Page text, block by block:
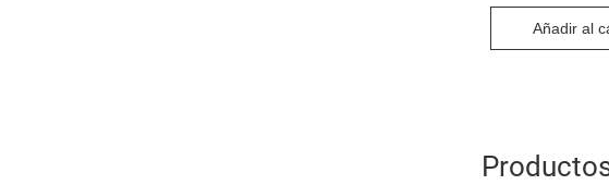
Añadir al